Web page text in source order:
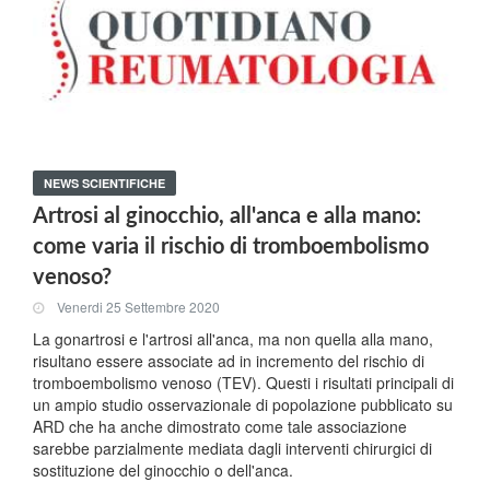
NEWS SCIENTIFICHE
Artrosi al ginocchio, all'anca e alla mano:
come varia il rischio di tromboembolismo
venoso?
Venerdi 25 Settembre 2020
La gonartrosi e l'artrosi all'anca, ma non quella alla mano,
risultano essere associate ad in incremento del rischio di
tromboembolismo venoso (TEV). Questi i risultati principali di
un ampio studio osservazionale di popolazione pubblicato su
ARD che ha anche dimostrato come tale associazione
sarebbe parzialmente mediata dagli interventi chirurgici di
sostituzione del ginocchio o dell'anca.